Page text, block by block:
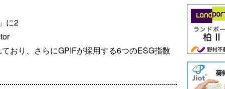
に2
おり、さらにGPIFが採用する6つのESG指数